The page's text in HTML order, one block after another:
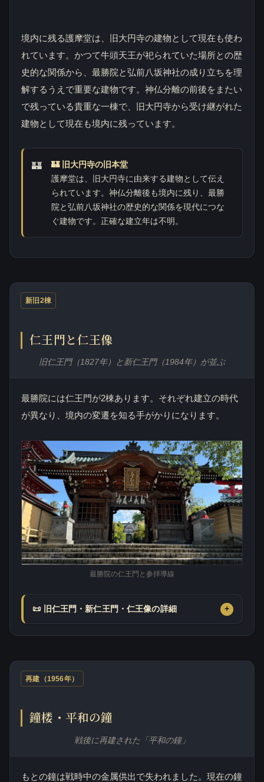
境内に残る護摩堂は、旧大円寺の建物として現在も使わ
れています。かつて牛頭天王が祀られていた場所との歴
史的な関係から、最勝院と弘前八坂神社の成り立ちを理
解するうえで重要な建物です。神仏分離の前後をまたい
で残っている貴重な一棟で、旧大円寺から受け継がれた
建物として現在も境内に残っています。
🏰 旧大円寺の旧本堂
護摩堂は、旧大円寺に由来する建物として伝え
られています。神仏分離後も境内に残り、最勝
院と弘前八坂神社の歴史的な関係を現代につな
ぐ建物です。正確な建立年は不明。
新旧2棟
仁王門と仁王像
旧仁王門（1827年）と新仁王門（1984年）が並ぶ
最勝院には仁王門が2棟あります。それぞれ建立の時代
が異なり、境内の変遷を知る手がかりになります。
最勝院の仁王門と参拝導線
📜 旧仁王門・新仁王門・仁王像の詳細
再建（1956年）
鐘楼・平和の鐘
戦後に再建された「平和の鐘」
もとの鐘は戦時中の金属供出で失われました。現在の鐘